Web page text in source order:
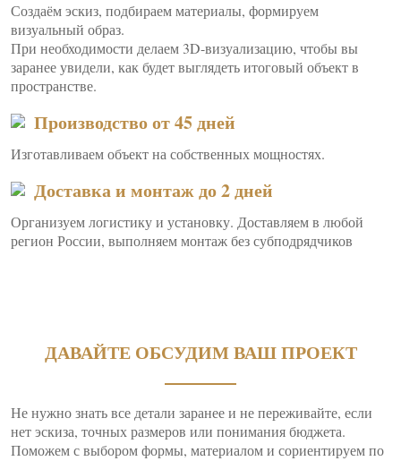
Создаём эскиз, подбираем материалы, формируем
визуальный образ.
При необходимости делаем 3D-визуализацию, чтобы вы
заранее увидели, как будет выглядеть итоговый объект в
пространстве.
Производство от 45 дней
Изготавливаем объект на собственных мощностях.
Доставка и монтаж до 2 дней
Организуем логистику и установку. Доставляем в любой
регион России, выполняем монтаж без субподрядчиков
ДАВАЙТЕ ОБСУДИМ ВАШ ПРОЕКТ
Не нужно знать все детали заранее и не переживайте, если
нет эскиза, точных размеров или понимания бюджета.
Поможем с выбором формы, материалом и сориентируем по